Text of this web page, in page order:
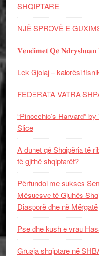
SHQIPTARE
NJË SPROVË E
𝐕𝐞𝐧𝐝𝐢𝐦𝐞𝐭 𝐐𝐞̈ 𝐍𝐝𝐫𝐲𝐬𝐡𝐮𝐚𝐧
Lek Gjolaj – kalorësi
FEDERATA VATRA
“Pinocchio’s Harvard”
Slice
A duhet që Shqipëria të
të gjithë shqiptarët?
Përfundoi me sukses
Mësuesve të Gjuhës
Diasporë dhe në Mërgatë
Pse dhe kush e vrau
Gruaja shqiptare në